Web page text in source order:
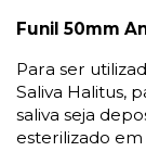
Funil 50mm
Para ser
Saliva Halitus,
saliva seja
esterilizado